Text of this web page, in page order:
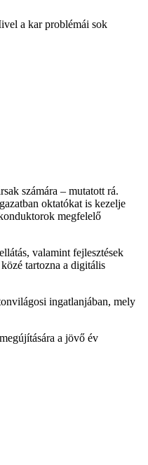
a kar problémái sok
számára – mutatott rá.
oktatókat is kezelje
megfelelő
valamint fejlesztések
tartozna a digitális
ingatlanjában, mely
a jövő év